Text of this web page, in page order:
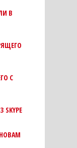
В
С